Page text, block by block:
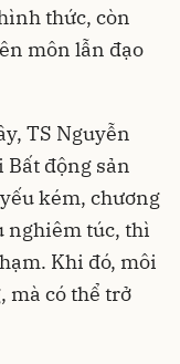
thức, còn
môn lẫn đạo
TS Nguyễn
động sản
kém, chương
nghiêm túc, thì
Khi đó, môi
mà có thể trở